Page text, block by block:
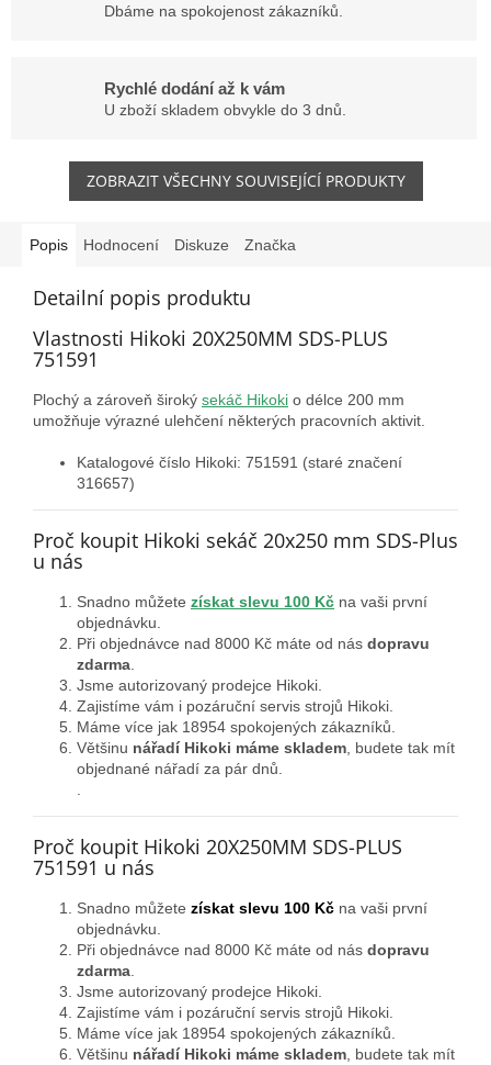
Dbáme na spokojenost zákazníků.
Rychlé dodání až k vám
U zboží skladem obvykle do 3 dnů.
ZOBRAZIT VŠECHNY SOUVISEJÍCÍ PRODUKTY
Popis Hodnocení Diskuze Značka
Detailní popis produktu
Vlastnosti Hikoki 20X250MM SDS-PLUS
751591
Plochý a zároveň široký sekáč Hikoki o délce 200 mm
umožňuje výrazné ulehčení některých pracovních aktivit.
Katalogové číslo Hikoki: 751591 (staré značení
316657)
Proč koupit Hikoki sekáč 20x250 mm SDS-Plus
u nás
Snadno můžete získat slevu 100 Kč na vaši první
objednávku.
Při objednávce nad 8000 Kč máte od nás dopravu
zdarma
Jsme autorizovaný prodejce Hikoki.
Zajistíme vám i pozáruční servis strojů Hikoki.
Máme více jak 18954 spokojených zákazníků.
Většinu nářadí Hikoki máme skladem , budete tak mít
objednané nářadí za pár dnů.
Proč koupit Hikoki 20X250MM SDS-PLUS
751591 u nás
Snadno můžete získat slevu 100 Kč na vaši první
objednávku.
Při objednávce nad 8000 Kč máte od nás dopravu
zdarma
Jsme autorizovaný prodejce Hikoki.
Zajistíme vám i pozáruční servis strojů Hikoki.
Máme více jak 18954 spokojených zákazníků.
Většinu nářadí Hikoki máme skladem , budete tak mít